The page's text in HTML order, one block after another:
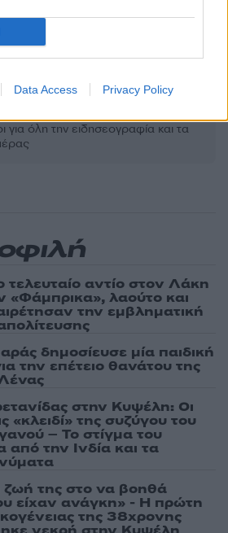
Data Access Privacy Policy
ΠΡΟΚΡΙΜΑΤΙΚΑ
για όλη την ειδησεογραφία και τα
τελευταίο αντίο στον Λάκη
«Φάμπρικα», λαούτο και
την εμβληματική
δημοσίευσε μία παιδική
την επέτειο θανάτου της
στην Κυψέλη: Οι
«κλειδί» της συζύγου του
– Το στίγμα του
από την Ινδία και τα
της στο να βοηθά
είχαν ανάγκη» - Η πρώτη
της 38χρονης